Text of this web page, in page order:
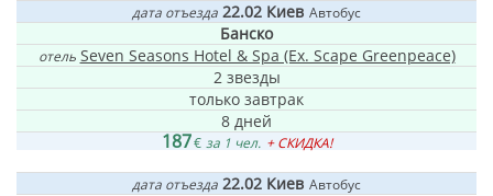
дата отъезда 22.02 Киев Автобус
Банско
отель Seven Seasons Hotel & Spa (Ex. Scape Greenpeace)
2 звезды
только завтрак
8 дней
187€ за 1 чел. + СКИДКА!
дата отъезда 22.02 Киев Автобус